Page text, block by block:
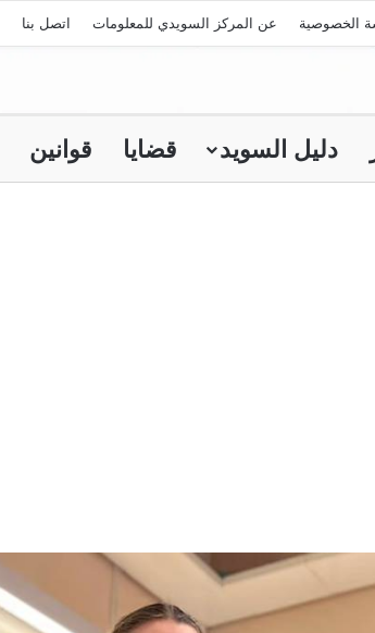
عن المركز السويدي للمعلومات اتصل بنا
دليل السويد قضايا قوانين